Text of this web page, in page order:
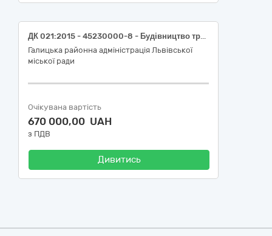
ДК 021:2015 - 45230000-8 - Будівництво трубопроводів, ліній зв’язку та електропередач, шосе, доріг, аеродромів і залізничних доріг; вирівнювання поверхонь - Заходи з усунення аварій в житловому фонді, а саме: Послуги з поточного ремонту каналізаційного випуску в житловому будинку №8 на вул. Колесси у м. Львові
Галицька районна адміністрація Львівської
міської ради
Очікувана вартість
670 000,00 UAH
з ПДВ
Дивитись